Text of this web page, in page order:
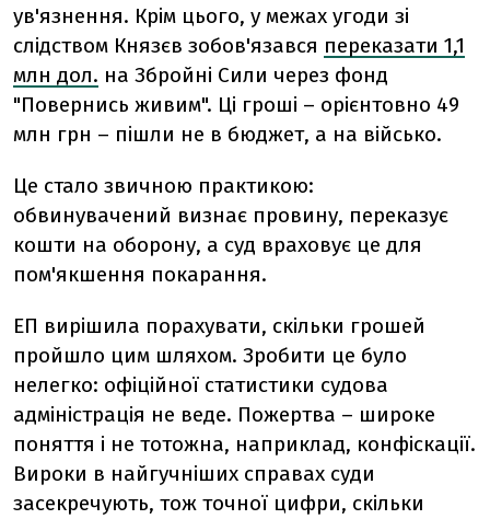
ув'язнення. Крім цього, у межах угоди зі
слідством Князєв зобов'язався переказати 1,1
млн дол. на Збройні Сили через фонд
"Повернись живим". Ці гроші – орієнтовно 49
млн грн – пішли не в бюджет, а на військо.
Це стало звичною практикою:
обвинувачений визнає провину, переказує
кошти на оборону, а суд враховує це для
пом'якшення покарання.
ЕП вирішила порахувати, скільки грошей
пройшло цим шляхом. Зробити це було
нелегко: офіційної статистики судова
адміністрація не веде. Пожертва – широке
поняття і не тотожна, наприклад, конфіскації.
Вироки в найгучніших справах суди
засекречують, тож точної цифри, скільки